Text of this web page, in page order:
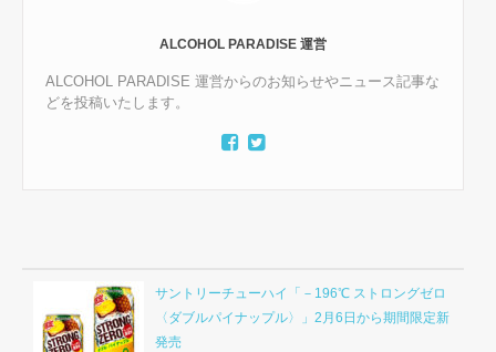
ALCOHOL PARADISE 運営
ALCOHOL PARADISE 運営からのお知らせやニュース記事な
どを投稿いたします。
サントリーチューハイ「－196℃ ストロングゼロ
〈ダブルパイナップル〉」2月6日から期間限定新
発売